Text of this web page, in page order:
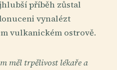
příběh zůstal
vynalézt
vulkanickém ostrově.
měl trpělivost lékaře a